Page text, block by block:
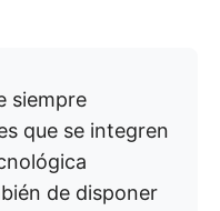
siempre
que se integren
de disponer